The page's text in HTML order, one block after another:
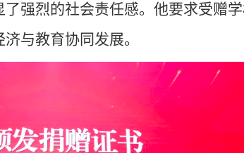
强烈的社会责任感。他要求受赠
与教育协同发展。